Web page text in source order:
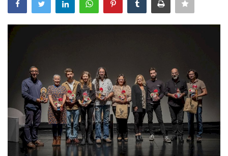
Desporto
Educação
Estatuto Editorial
Saúde